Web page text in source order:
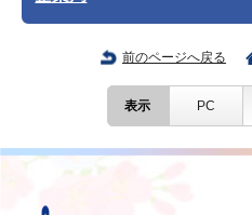
前のページへ戻る
表示 PC